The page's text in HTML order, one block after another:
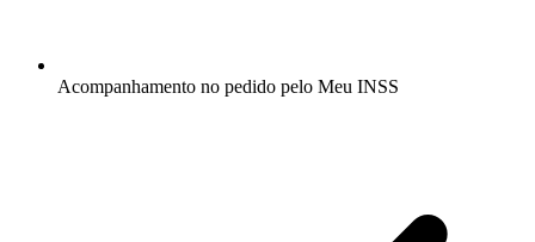
Acompanhamento no pedido pelo Meu INSS